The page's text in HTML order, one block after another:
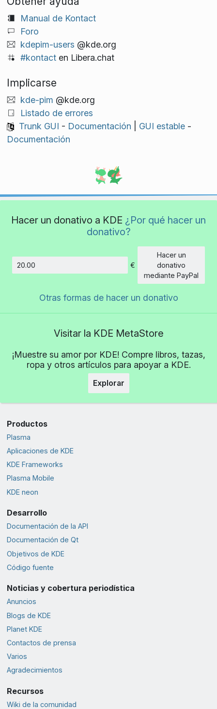
Manual de Kontact
Foro
kdepim-users @kde.org
#kontacten Libera.chat
Implicarse
kde-pim @kde.org
Listado de errores
Trunk GUI - Documentación GUI estable-
Documentación
Hacer un donativo a KDE ¿Por qué hacer un
donativo?
Cantidad
€
Hacer un
donativo
mediante PayPal
Otras formas de hacer un donativo
Visitar la KDE MetaStore
¡Muestre su amor por KDE! Compre libros, tazas,
ropa y otros artículos para apoyar a KDE.
Explorar
Productos
Plasma
Aplicaciones de KDE
KDE Frameworks
Plasma Mobile
KDE neon
Desarrollo
Documentación de la API
Documentación de Qt
Objetivos de KDE
Código fuente
Noticias y cobertura periodística
Anuncios
Blogs de KDE
Planet KDE
Contactos de prensa
Varios
Agradecimientos
Recursos
Wiki de la comunidad